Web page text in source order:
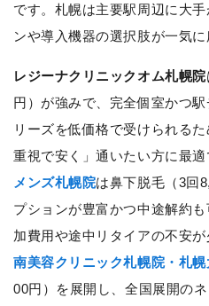
です。札幌は主要駅周辺に大
ンや導入機器の選択肢が一気に
レジーナクリニックオム札幌院
円）が強みで、完全個室かつ
リーズを低価格で受けられる
重視で安く」通いたい方に最適
メンズ札幌院は鼻下脱毛（3回
プションが豊富かつ中途解約
加費用や途中リタイアの不安が
南美容クリニック札幌院・札
00円）を展開し、全国展開の